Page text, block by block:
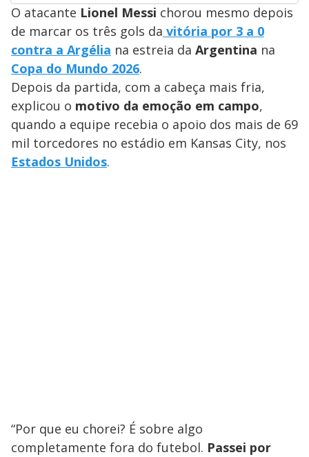
O atacante Lionel Messi chorou mesmo depois
de marcar os três gols da vitória por 3 a 0
contra a Argélia na estreia da Argentina na
Copa do Mundo 2026.
Depois da partida, com a cabeça mais fria,
explicou o motivo da emoção em campo,
quando a equipe recebia o apoio dos mais de 69
mil torcedores no estádio em Kansas City, nos
Estados Unidos.
“Por que eu chorei? É sobre algo
completamente fora do futebol. Passei por